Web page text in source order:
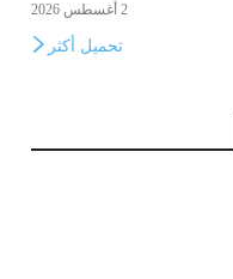
2 أغسطس 2026
تحميل أكثر